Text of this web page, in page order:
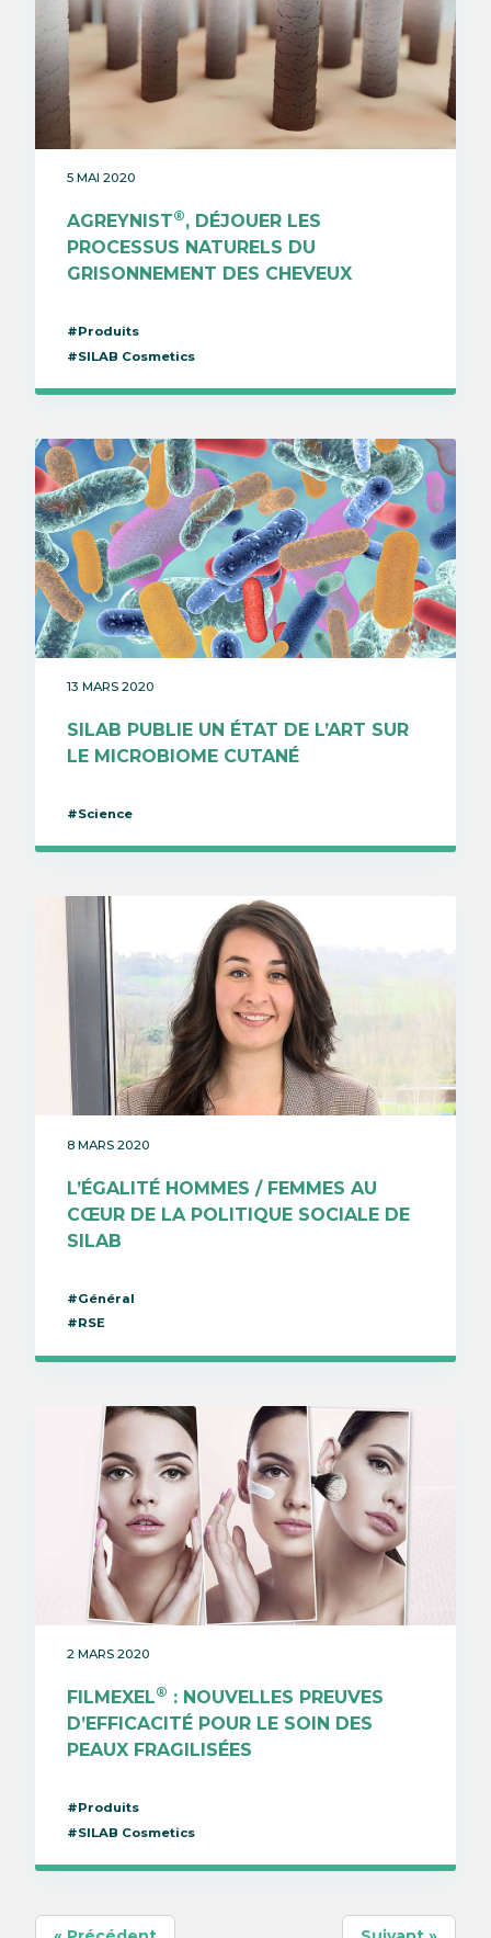
5 MAI 2020
AGREYNIST®, DÉJOUER LES
PROCESSUS NATURELS DU
GRISONNEMENT DES CHEVEUX
#Produits
#SILAB Cosmetics
13 MARS 2020
SILAB PUBLIE UN ÉTAT DE L’ART SUR
LE MICROBIOME CUTANÉ
#Science
8 MARS 2020
L’ÉGALITÉ HOMMES / FEMMES AU
CŒUR DE LA POLITIQUE SOCIALE DE
SILAB
#Général
#RSE
2 MARS 2020
FILMEXEL® : NOUVELLES PREUVES
D’EFFICACITÉ POUR LE SOIN DES
PEAUX FRAGILISÉES
#Produits
#SILAB Cosmetics